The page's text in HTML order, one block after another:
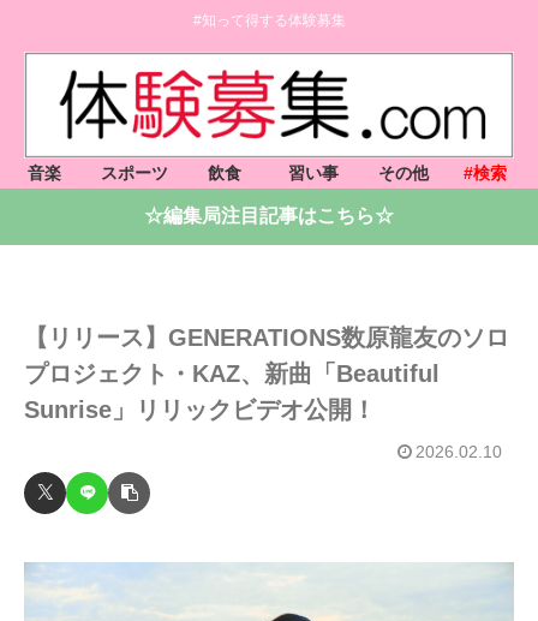
#知って得する体験募集
音楽 スポーツ 飲食 習い事 その他 #検索
☆編集局注目記事はこちら☆
【リリース】GENERATIONS数原龍友のソロ
プロジェクト・KAZ、新曲「Beautiful
Sunrise」リリックビデオ公開！
2026.02.10